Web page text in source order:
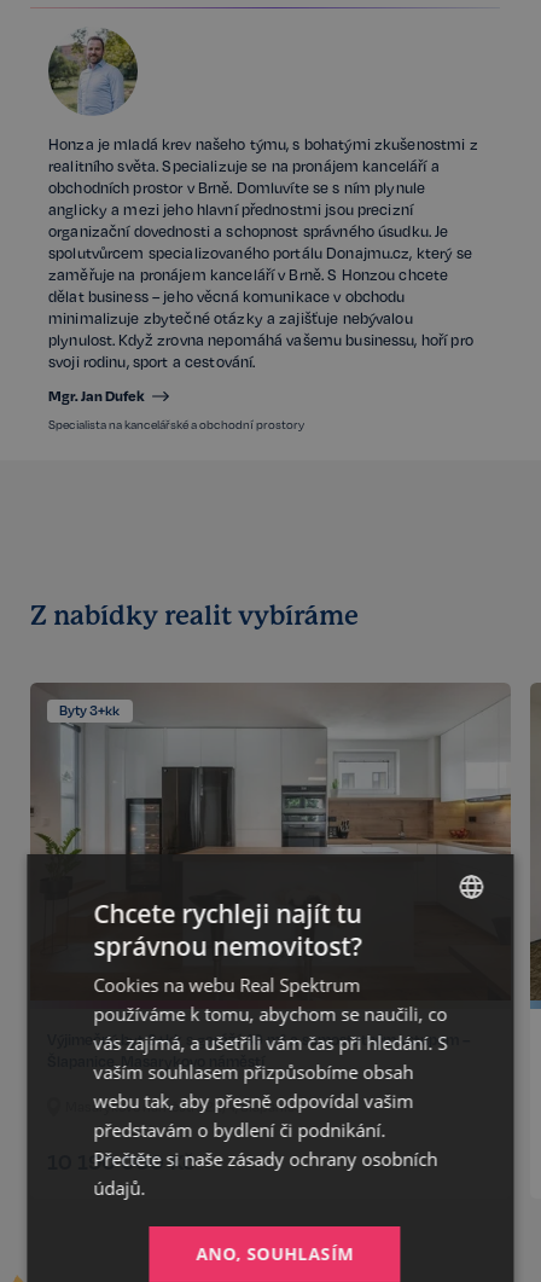
Honza je mladá krev našeho týmu, s bohatými zkušenostmi z
realitního světa. Specializuje se na pronájem kanceláří a
obchodních prostor v Brně. Domluvíte se s ním plynule
anglicky a mezi jeho hlavní přednostmi jsou precizní
organizační dovednosti a schopnost správného úsudku. Je
spolutvůrcem specializovaného portálu Donajmu.cz, který se
zaměřuje na pronájem kanceláří v Brně. S Honzou chcete
dělat business – jeho věcná komunikace v obchodu
minimalizuje zbytečné otázky a zajišťuje nebývalou
plynulost. Když zrovna nepomáhá vašemu businessu, hoří pro
svoji rodinu, sport a cestování.
Mgr. Jan Dufek
Specialista na kancelářské a obchodní prostory
Z nabídky realit vybíráme
Byty 3+kk
Výjimečný byt 3+kk s garáží 49 m² a samostatným vstupem –
Šlapanice, Masarykovo náměstí
Masarykovo náměstí 222/4, Šlapanice
10 190 000 Kč
Chcete rychleji najít tu
správnou nemovitost?
Cookies na webu Real Spektrum
používáme k tomu, abychom se naučili, co
vás zajímá, a ušetřili vám čas při hledání. S
vaším souhlasem přizpůsobíme obsah
webu tak, aby přesně odpovídal vašim
představám o bydlení či podnikání.
Přečtěte si naše zásady ochrany osobních
údajů.
ANO, SOUHLASÍM